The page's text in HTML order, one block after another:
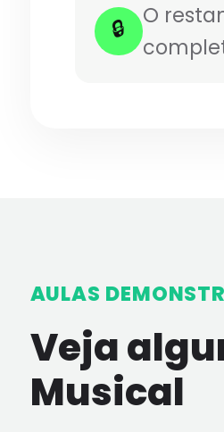
🔒
O
AULAS
Veja
Musical